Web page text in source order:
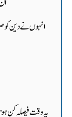
انہوں نے دین کو
یہ وقت فیصلہ کن